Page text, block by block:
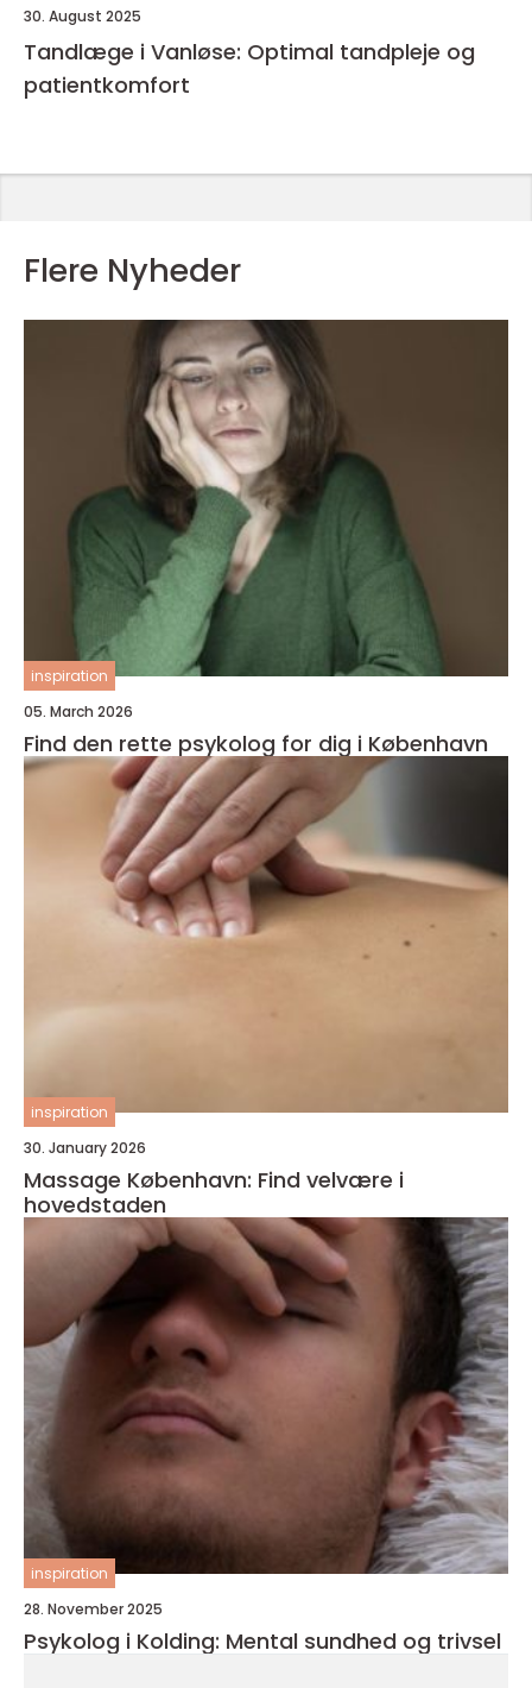
30. August 2025
Tandlæge i Vanløse: Optimal tandpleje og
patientkomfort
Flere Nyheder
inspiration
05. March 2026
Find den rette psykolog for dig i København
inspiration
30. January 2026
Massage København: Find velvære i
hovedstaden
inspiration
28. November 2025
Psykolog i Kolding: Mental sundhed og trivsel